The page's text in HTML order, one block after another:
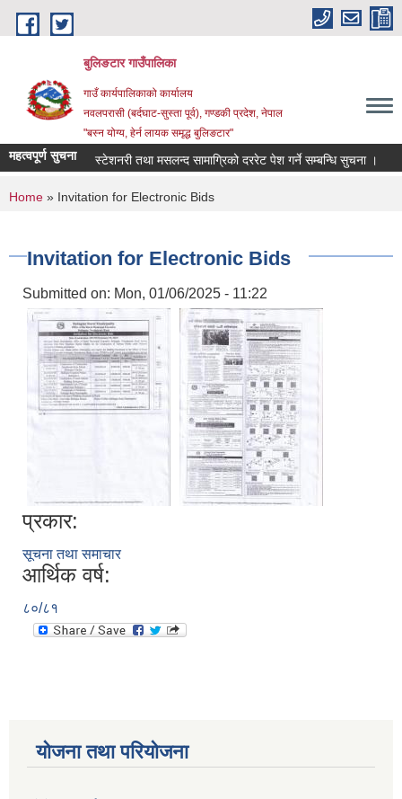
Skip to main content
बुलिङटार गाउँपालिका
गाउँ कार्यपालिकाको कार्यालय
नवलपरासी (बर्दघाट-सुस्ता पूर्व), गण्डकी प्रदेश, नेपाल
"बस्न योग्य, हेर्न लायक समृद्ध बुलिङटार"
महत्वपूर्ण सुचनास्टेशनरी तथा मसलन्द सामाग्रिको दररेट पेश गर्ने सम्बन्धि सुचना ।
You are here
Home » Invitation for Electronic Bids
Invitation for Electronic Bids
Submitted on: Mon, 01/06/2025 - 11:22
प्रकार:
सूचना तथा समाचार
आर्थिक वर्ष:
८०/८१
योजना तथा परियोजना